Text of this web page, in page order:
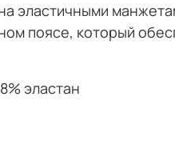
эластичными
поясе, который
эластан